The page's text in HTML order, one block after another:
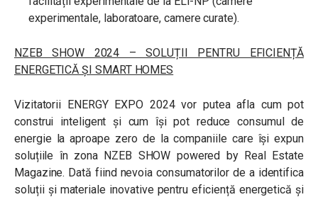
experimentale, laboratoare, camere curate).
NZEB SHOW 2024 – SOLUȚII PENTRU EFICIENȚĂ
ENERGETICĂ ȘI SMART HOMES
Vizitatorii ENERGY EXPO 2024 vor putea afla cum pot
construi inteligent și cum își pot reduce consumul de
energie la aproape zero de la companiile care își expun
soluțiile în zona NZEB SHOW powered by Real Estate
Magazine. Dată fiind nevoia consumatorilor de a identifica
soluții și materiale inovative pentru eficiență energetică și